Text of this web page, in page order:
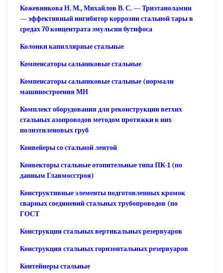
Кожевникова Н. М., Михайлов В. С. — Триэтаноламин
— эффективный ингибитор коррозии стальной тары в
средах 70 концентрата эмульсии бутифоса
Колонки капиллярные стальные
Компенсаторы сальниковые стальные
Компенсаторы сальниковые стальные (нормали
машиностроения МН
Комплект оборудования для реконструкции ветхих
стальных азопроводов методом протяжки в них
полиэтиленовых груб
Конвейеры со стальной лентой
Конвекторы стальные отопительные типа ПК-1 (по
данным Главмосстроя)
Конструктивные элементы подготовленных кромок
сварных соединений стальных трубопроводов (по
ГОСТ
Конструкции стальных вертикальных резервуаров
Конструкция стальных горизонтальных резервуаров
Контейнеры стальные